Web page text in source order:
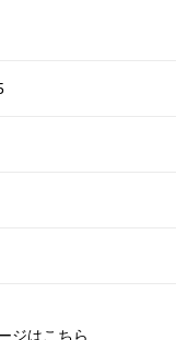
ジはこちら